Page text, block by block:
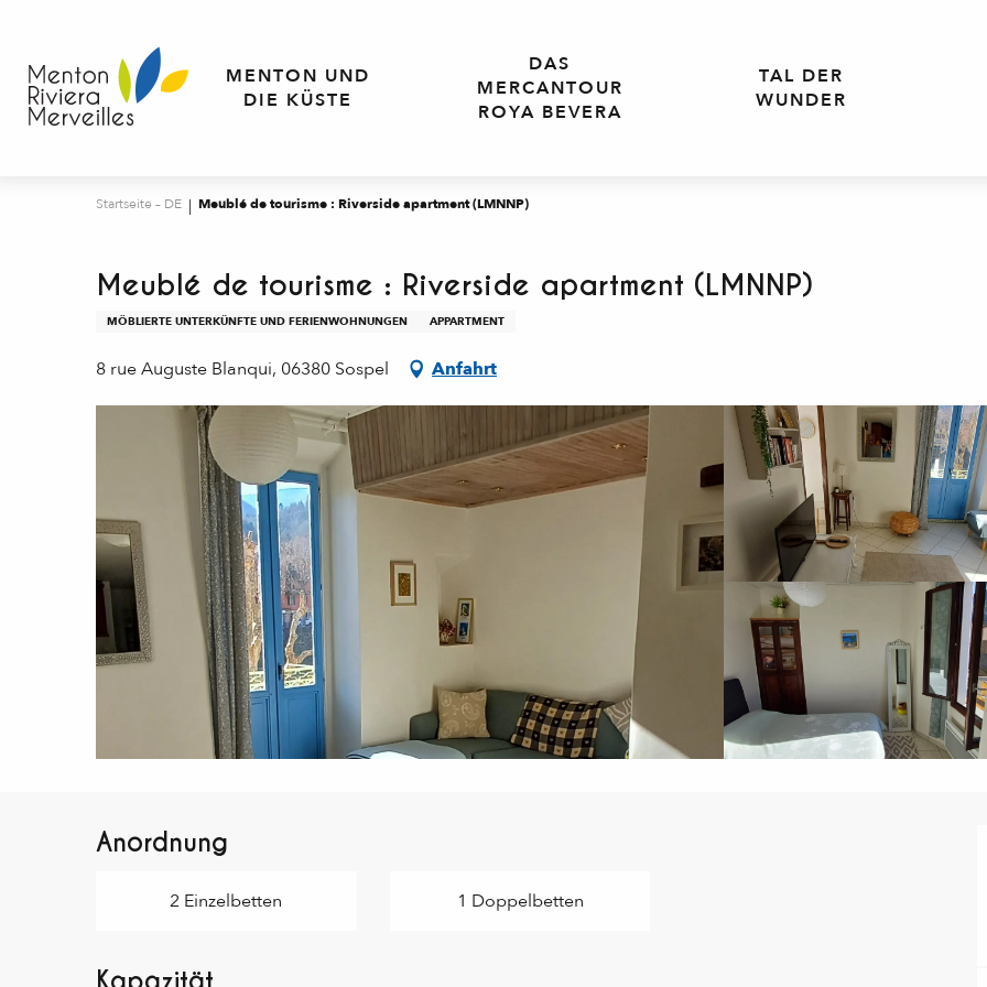
contenu
principal
MENTON UND
DIE KÜSTE
DAS
MERCANTOUR
ROYA BEVERA
TAL DER
WUNDER
Startseite – DE Meublé de tourisme : Riverside apartment (LMNNP)
Meublé de tourisme : Riverside apartment (LMNNP)
MÖBLIERTE UNTERKÜNFTE UND FERIENWOHNUNGEN APPARTMENT
8 rue Auguste Blanqui, 06380 Sospel Anfahrt
Anordnung
2 Einzelbetten 1 Doppelbetten